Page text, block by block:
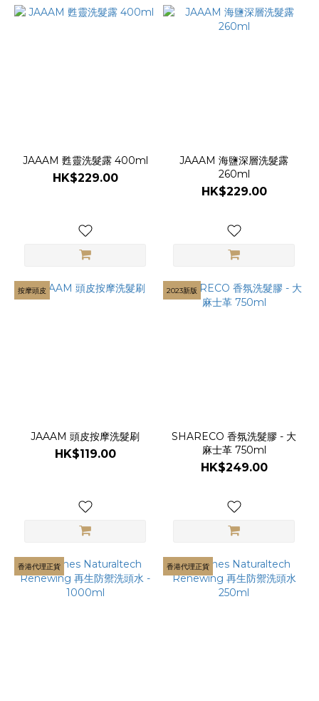
JAAAM 甦靈洗髮露 400ml
HK$229.00
JAAAM 海鹽深層洗髮露
260ml
HK$229.00
按摩頭皮
JAAAM 頭皮按摩洗髮刷
HK$119.00
2023新版
SHARECO 香氛洗髮膠 - 大
麻士革 750ml
HK$249.00
香港代理正貨 香港代理正貨